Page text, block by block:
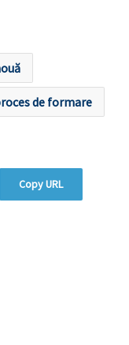
de formare
Copy URL